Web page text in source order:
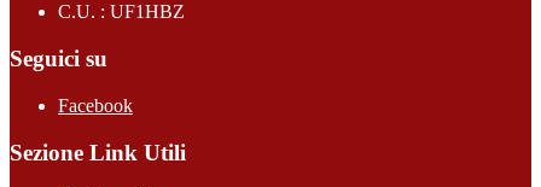
C.U. : UF1HBZ
Seguici su
Facebook
Sezione Link Utili